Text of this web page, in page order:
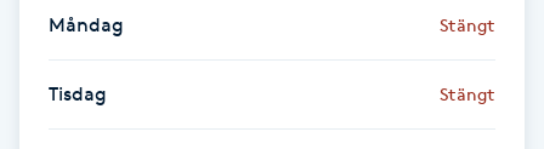
Fransrengöring
Måndag Stängt
Tisdag Stängt